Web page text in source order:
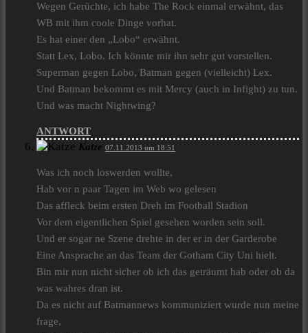
Wegen Gerüchte, ich habe The Rock einmal erwähnt, das
WB mit ihm coole Dinge vorhat.
Es hat einer den „Lobo“ erwähnt.
Statt Lex, Lobo. Ich könnte mir ihn sehr gut vorstellen.
Superman gegen Lobo, Batman gegen (vielleicht) Lex.
Und Batman bekommt es mit Mercy (auch in Infight) zu tun.
Und was macht Nightwing?
ANTWORT
Katze 07.11.2013 um 18:51
Was ich noch loswerden wollte,
Hab vor n paar Tagen im Web wo gelesen
Das affleck beim ersten Dreh im Football Stadion
Vor dem eigentlichen Spiel gesehen worden sein soll.
Und er sogar ne Szene drehte in der er in der Garderobe
Eine Ansprache an das Team der Gotham City Uni hielt.
Bin mir nun nicht sicher ob ich das geträumt hab oder ob da
was wahres dran ist.
Da es nicht auf Batmannews kommuniziert wurde nun meine
frage,